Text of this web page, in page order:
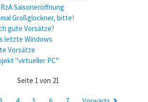
Saisoneröffnung
Großglockner, bitte!
gute Vorsätze?
letzte Windows
Vorsätze
"virtueller PC"
Seite 1 von 21